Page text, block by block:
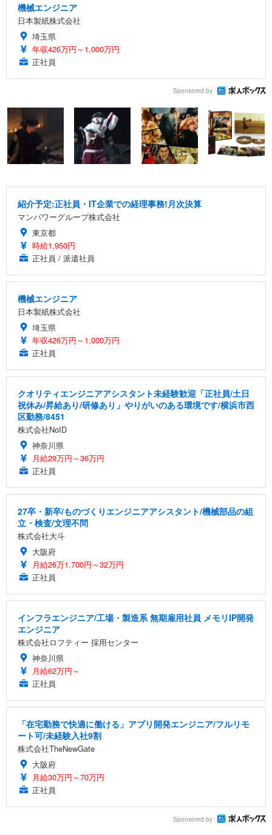
機械エンジニア
日本製紙株式会社
埼玉県
年収426万円～1,000万円
正社員
Sponsored by
紹介予定:正社員・IT企業での経理事務!月次決算
マンパワーグループ株式会社
東京都
時給1,950円
正社員 / 派遣社員
機械エンジニア
日本製紙株式会社
埼玉県
年収426万円～1,000万円
正社員
クオリティエンジニアアシスタント未経験歓迎「正社員/土日
祝休み/昇給あり/研修あり」やりがいのある環境です/横浜市西
区勤務/8451
株式会社NoID
神奈川県
月給29万円～36万円
正社員
27卒・新卒/ものづくりエンジニアアシスタント/機械部品の組
立・検査/文理不問
株式会社大斗
大阪府
月給26万1,700円～32万円
正社員
インフラエンジニア/工場・製造系 無期雇用社員 メモリIP開発
エンジニア
株式会社ロフティー 採用センター
神奈川県
月給62万円～
正社員
「在宅勤務で快適に働ける」アプリ開発エンジニア/フルリモ
ート可/未経験入社9割
株式会社TheNewGate
大阪府
月給30万円～70万円
正社員
Sponsored by